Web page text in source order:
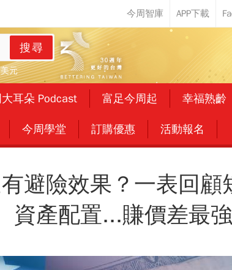
搜尋
美元
耳朵 Podcast 富足今周起 幸福熟齡
今周學堂 訂購優惠 活動報名
避險效果？一表回顧
資產配置...賺價差最強